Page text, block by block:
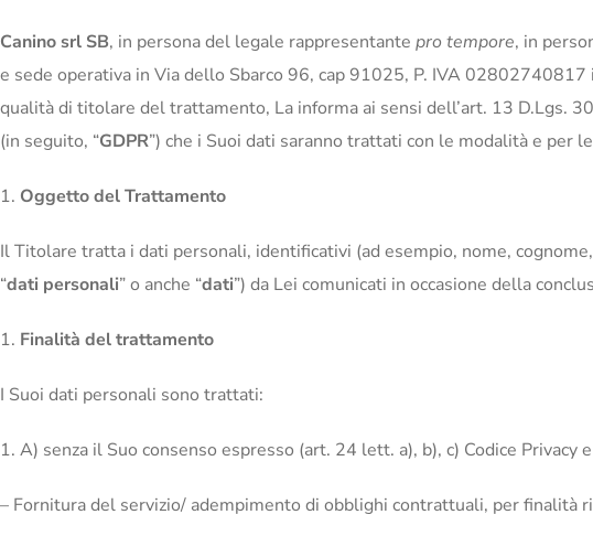
Canino srl SB, in persona del legale rappresentante pro tempore, in
e sede operativa in Via dello Sbarco 96, cap 91025, P. IVA
qualità di titolare del trattamento, La informa ai sensi dell’art. 13 D.Lgs.
(in seguito, “GDPR”) che i Suoi dati saranno trattati con le modalità e per
Oggetto del Trattamento
Il Titolare tratta i dati personali, identificativi (ad esempio, nome,
“dati personali” o anche “dati”) da Lei comunicati in occasione della
Finalità del trattamento
I Suoi dati personali sono trattati:
A) senza il Suo consenso espresso (art. 24 lett. a), b), c) Codice
– Fornitura del servizio/ adempimento di obblighi contrattuali, per finalità